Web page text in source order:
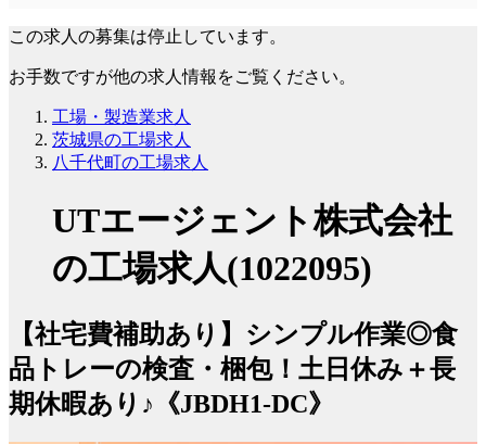
この求人の募集は停止しています。
お手数ですが他の求人情報をご覧ください。
工場・製造業求人
茨城県の工場求人
八千代町の工場求人
UTエージェント株式会社
の工場求人(1022095)
【社宅費補助あり】シンプル作業◎食
品トレーの検査・梱包！土日休み＋長
期休暇あり♪《JBDH1-DC》